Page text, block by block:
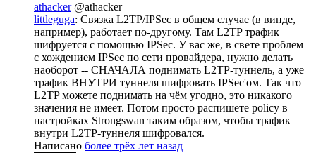
athacker @athacker
littleguga: Связка L2TP/IPSec в общем случае (в винде,
например), работает по-другому. Там L2TP трафик
шифруется с помощью IPSeс. У вас же, в свете проблем
с хождением IPSec по сети провайдера, нужно делать
наоборот -- СНАЧАЛА поднимать L2TP-туннель, а уже
трафик ВНУТРИ туннеля шифровать IPSec'ом. Так что
L2TP можете поднимать на чём угодно, это никакого
значения не имеет. Потом просто распишете policy в
настройках Strongswan таким образом, чтобы трафик
внутри L2TP-туннеля шифровался.
Написано более трёх лет назад